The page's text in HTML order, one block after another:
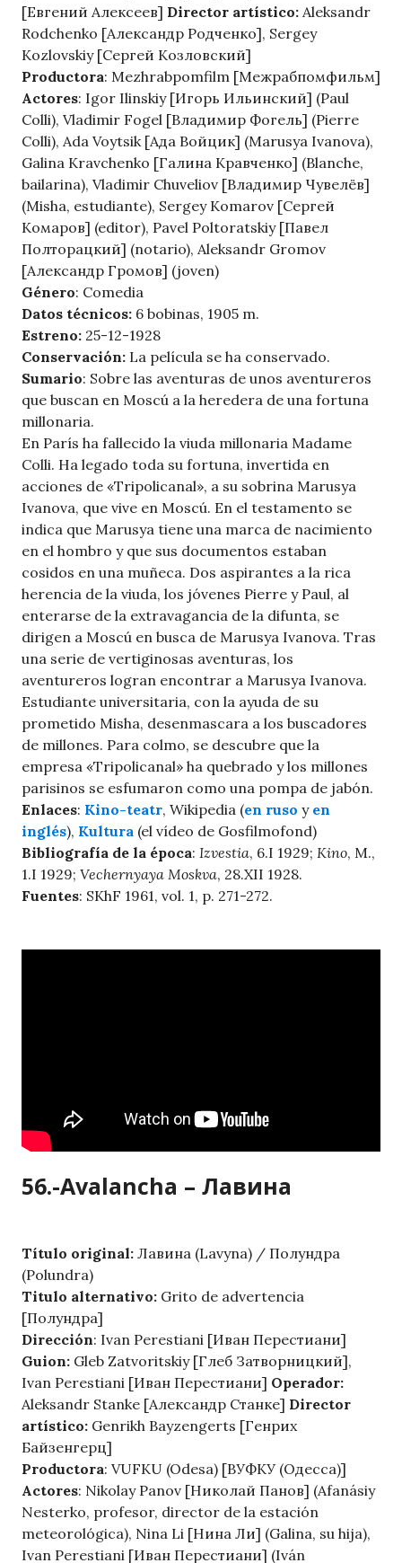
[Евгений Алексеев] Director artístico: Aleksandr
Rodchenko [Александр Родченко], Sergey
Kozlovskiy [Сергей Козловский]
Productora: Mezhrabpomfilm [Межрабпомфильм]
Actores: Igor Ilinskiy [Игорь Ильинский] (Paul
Colli), Vladimir Fogel [Владимир Фогель] (Pierre
Colli), Ada Voytsik [Ада Войцик] (Marusya Ivanova),
Galina Kravchenko [Галина Кравченко] (Blanche,
bailarina), Vladimir Chuveliov [Владимир Чувелёв]
(Misha, estudiante), Sergey Komarov [Сергей
Комаров] (editor), Pavel Poltoratskiy [Павел
Полторацкий] (notario), Aleksandr Gromov
[Александр Громов] (joven)
Género: Comedia
Datos técnicos: 6 bobinas, 1905 m.
Estreno: 25-12-1928
Conservación: La película se ha conservado.
Sumario: Sobre las aventuras de unos aventureros
que buscan en Moscú a la heredera de una fortuna
millonaria.
En París ha fallecido la viuda millonaria Madame
Colli. Ha legado toda su fortuna, invertida en
acciones de «Tripolicanal», a su sobrina Marusya
Ivanova, que vive en Moscú. En el testamento se
indica que Marusya tiene una marca de nacimiento
en el hombro y que sus documentos estaban
cosidos en una muñeca. Dos aspirantes a la rica
herencia de la viuda, los jóvenes Pierre y Paul, al
enterarse de la extravagancia de la difunta, se
dirigen a Moscú en busca de Marusya Ivanova. Tras
una serie de vertiginosas aventuras, los
aventureros logran encontrar a Marusya Ivanova.
Estudiante universitaria, con la ayuda de su
prometido Misha, desenmascara a los buscadores
de millones. Para colmo, se descubre que la
empresa «Tripolicanal» ha quebrado y los millones
parisinos se esfumaron como una pompa de jabón.
Enlaces: Kino-teatr, Wikipedia (en ruso y en
inglés), Kultura (el vídeo de Gosfilmofond)
Bibliografía de la época: Izvestia, 6.I 1929; Kino, M.,
1.I 1929; Vechernyaya Moskva, 28.XII 1928.
Fuentes: SKhF 1961, vol. 1, p. 271-272.
56.-Avalancha – Лавина
Título original: Лавина (Lavyna) / Полундра
(Polundra)
Titulo alternativo: Grito de advertencia
[Полундра]
Dirección: Ivan Perestiani [Иван Перестиани]
Guion: Gleb Zatvoritskiy [Глеб Затворницкий],
Ivan Perestiani [Иван Перестиани] Operador:
Aleksandr Stanke [Александр Станке] Director
artístico: Genrikh Bayzengerts [Генрих
Байзенгерц]
Productora: VUFKU (Odesa) [ВУФКУ (Одесса)]
Actores: Nikolay Panov [Николай Панов] (Afanásiy
Nesterko, profesor, director de la estación
meteorológica), Nina Li [Нина Ли] (Galina, su hija),
Ivan Perestiani [Иван Перестиани] (Iván